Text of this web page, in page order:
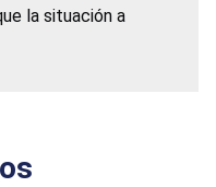
la situación a